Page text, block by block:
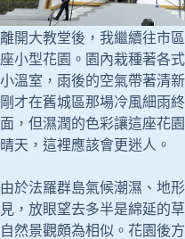
離開大教堂後，我繼續往市
座小型花園。園內栽種著各
小溫室，雨後的空氣帶著清
剛才在舊城區那場冷風細雨
面，但濕潤的色彩讓這座花
晴天，這裡應該會更迷人。
由於法羅群島氣候潮濕、地
見，放眼望去多半是綿延的
自然景觀頗為相似。花園後